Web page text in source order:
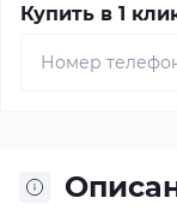
Купить в 1